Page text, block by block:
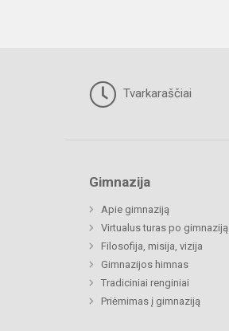
Tvarkaraščiai
Gimnazija
Apie gimnaziją
Virtualus turas po gimnaziją
Filosofija, misija, vizija
Gimnazijos himnas
Tradiciniai renginiai
Priėmimas į gimnaziją